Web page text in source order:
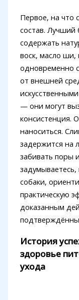
Первое, на что
состав. Лучший
содержать
воск, масло ши,
одновременно
от внешней
— они могут
консистенция.
наноситься.
задержится на
забивать поры
собаки,
практическую
доказанным
История
здоровье
ухода